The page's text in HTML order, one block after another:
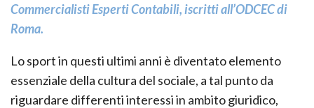
Commercialisti Esperti Contabili, iscritti all’ODCEC di
Roma.
Lo sport in questi ultimi anni è diventato elemento
essenziale della cultura del sociale, a tal punto da
riguardare differenti interessi in ambito giuridico,